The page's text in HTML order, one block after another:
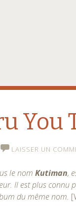
You
LAISSER UN
le nomKutiman,
Il est plus connu
du même nom.